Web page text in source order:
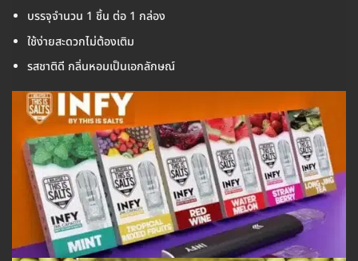
บรรจุจำนวน 1 ชิ้น ต่อ 1 กล่อง
ใช้ง่ายสะดวกไม่ต้องเติม
รสชาติดี กลิ่นหอมเป็นเอกลักษณ์